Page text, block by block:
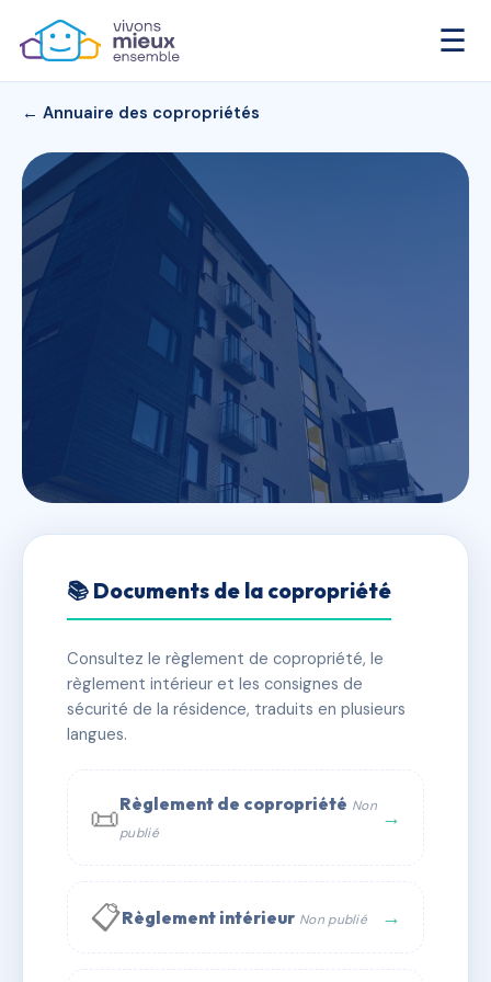
☰
← Annuaire des copropriétés
8 RUE MADELEINE MICHELIS
✓ Immatriculée 🏠 24 lots 🏗 2 bâtiment(s)
📞 Contacter Syndic Digital
📚 Documents de la copropriété
Consultez le règlement de copropriété, le
règlement intérieur et les consignes de
sécurité de la résidence, traduits en plusieurs
langues.
📜Règlement de copropriété Non
publié
→
📋Règlement intérieur Non publié →